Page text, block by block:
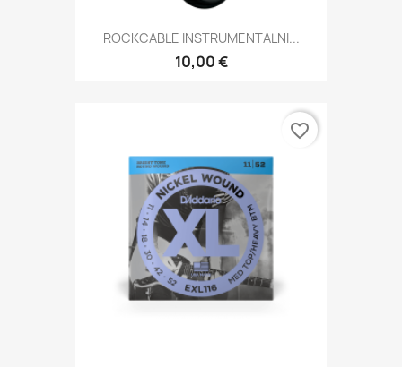
ROCKCABLE INSTRUMENTALNI...
10,00 €
favorite_border